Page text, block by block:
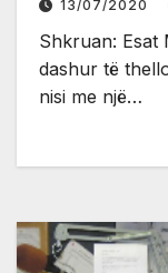
13/07/2020
Shkruan: Esat
dashur të
nisi me një…